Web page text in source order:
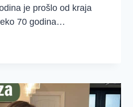
je prošlo od kraja
70 godina…